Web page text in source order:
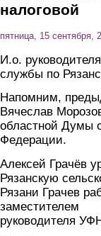
налоговой
пятница, 15 сентября,
И.о.
службы по
Напомним,
Вячеслав
областной Думы
Федерации.
Алексей Грачёв
Рязанскую
Рязани Грачев
заместителем
руководителя